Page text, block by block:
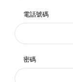
電話號碼
密碼